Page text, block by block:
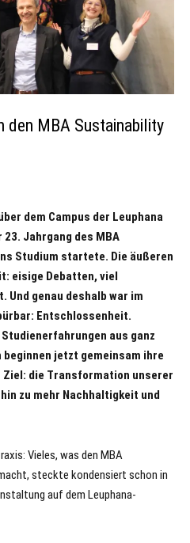
den MBA Sustainability
dem Campus der Leuphana
Jahrgang des MBA
Studium startete. Die äußeren
eisige Debatten, viel
Und genau deshalb war im
Entschlossenheit.
aus ganz
jetzt gemeinsam ihre
Ziel: die Transformation unserer
zu mehr Nachhaltigkeit und
Vieles, was den MBA
steckte kondensiert schon in
auf dem Leuphana-